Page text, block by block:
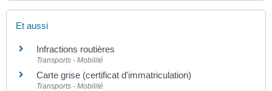
Et aussi
Infractions routières
Transports - Mobilité
Carte grise (certificat d'immatriculation)
Transports - Mobilité